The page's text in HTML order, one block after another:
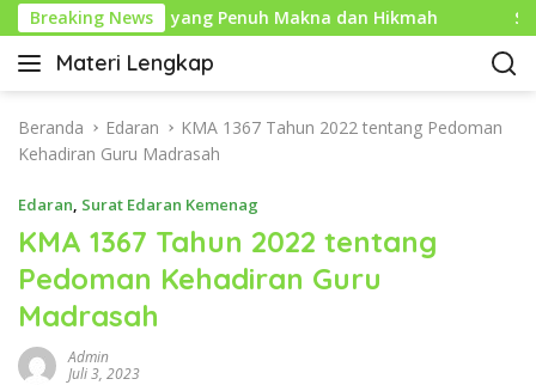
a
Breaking News
Baru Islam yang Penuh Makna dan Hikmah
Materi Lengkap
I
f
o
e
n
d
i
d
k
Beranda Edaran
KMA 1367 Tahun 2022 tentang Pedoman
Kehadiran Guru Madrasah
Edaran, Surat Edaran Kemenag
KMA 1367 Tahun 2022 tentang
Pedoman Kehadiran Guru
Madrasah
Admin
Juli 3, 2023